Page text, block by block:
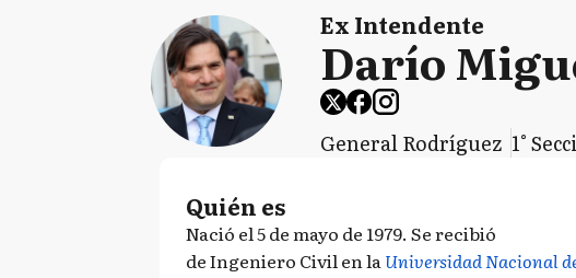
Ex Intendente
Darío
General Rodríguez 1°
Quién es
Nació el 5 de mayo de 1979. Se recibió
de Ingeniero Civil en laUniversidad Nacional